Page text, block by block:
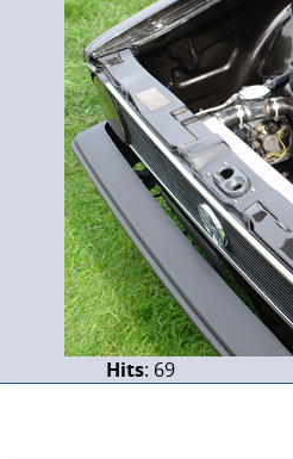
Hits: 69